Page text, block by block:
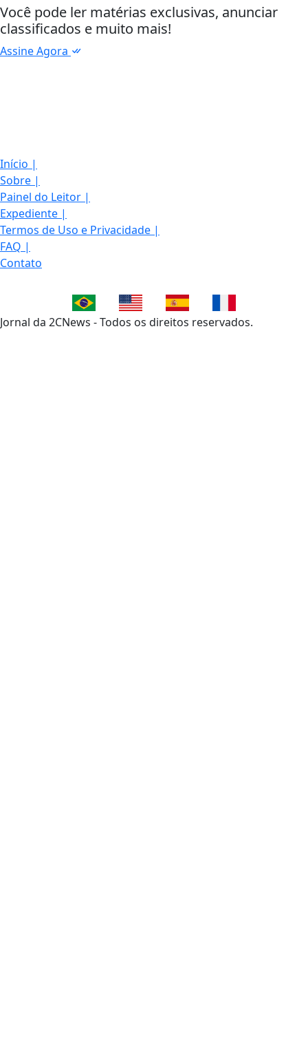
Você pode ler matérias exclusivas, anunciar
classificados e muito mais!
Assine Agora
Início |
Sobre |
Painel do Leitor |
Expediente |
Termos de Uso e Privacidade |
FAQ |
Contato
Jornal da 2CNews - Todos os direitos reservados.